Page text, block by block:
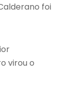
foi
virou o